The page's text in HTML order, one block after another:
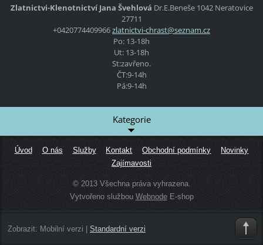
Zlatnictvi-Klenotnictví Jana Švehlová Dr.E.Beneše 1042 Neratovice
27711
+0420774409966zlatnictvi-chrast@seznam.cz
Po: 13-18h
Ut: 13-18h
St:zavřeno.
ČT:9-14h
Pá:9-14h
Kategorie
Úvod O nás Služby Kontakt Obchodní podmínky
Novinky
Zajímavosti
© 2013 Všechna práva vyhrazena.
Vytvořeno službou WebnodeE-shop
Zobrazit: Mobilní verzi Standardní verzi